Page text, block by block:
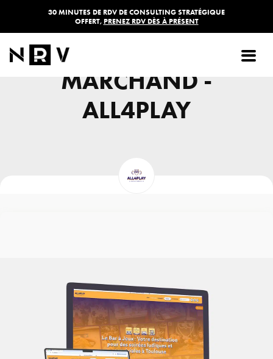
30 MINUTES DE RDV DE CONSULTING STRATÉGIQUE
OFFERT, PRENEZ RDV DÈS À PRÉSENT
MARCHAND -
ALL4PLAY